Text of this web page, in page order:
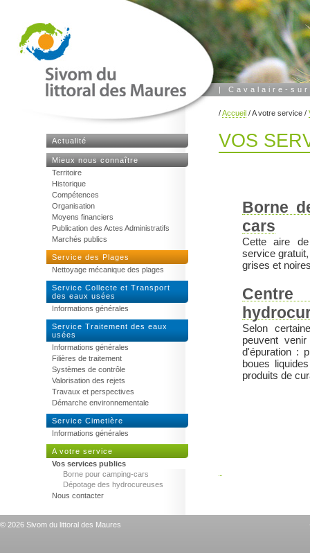
| Cavalaire-
/Accueil /A votre service /
Actualité
Mieux nous connaître
Territoire
Historique
Compétences
Organisation
Moyens financiers
Publication des Actes Administratifs
Marchés publics
Service des Plages
Nettoyage mécanique des plages
Service Collecte et Transport
des eaux usées
Informations générales
Service Traitement des eaux
usées
Informations générales
Filières de traitement
Systèmes de contrôle
Valorisation des rejets
Travaux et perspectives
Démarche environnementale
Service Cimetière
Informations générales
A votre service
Vos services publics
Borne pour camping-cars
Dépotage des hydrocureuses
Nous contacter
VOS
Borne
cars
Cette aire
service
grises et
Selon
peuvent
d'épuration :
boues
produits de
© 2026 Sivom du littoral des Maures